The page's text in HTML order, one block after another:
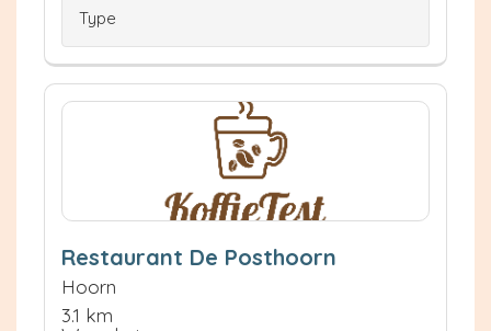
Type
Restaurant De Posthoorn
Hoorn
3.1 km